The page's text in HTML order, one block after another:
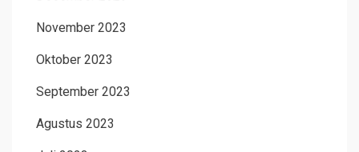
November 2023
Oktober 2023
September 2023
Agustus 2023